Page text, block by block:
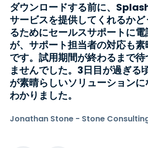
ダウンロードする前に、
サービスを提供してくれるか
るためにセールスサポートに
が、サポート担当者の対応も
です。試用期間が終わるまで待
ませんでした。3日目が過ぎる
が素晴らしいソリューションに
わかりました。
Jonathan Stone - Stone